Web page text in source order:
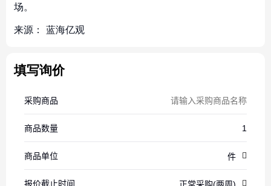
场。
来源： 蓝海亿观
填写询价